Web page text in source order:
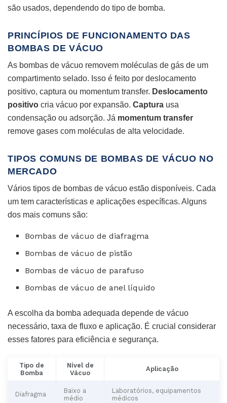
são usados, dependendo do tipo de bomba.
PRINCÍPIOS DE FUNCIONAMENTO DAS
BOMBAS DE VÁCUO
As bombas de vácuo removem moléculas de gás de um
compartimento selado. Isso é feito por deslocamento
positivo, captura ou momentum transfer. Deslocamento
positivo cria vácuo por expansão. Captura usa
condensação ou adsorção. Já momentum transfer
remove gases com moléculas de alta velocidade.
TIPOS COMUNS DE BOMBAS DE VÁCUO NO
MERCADO
Vários tipos de bombas de vácuo estão disponíveis. Cada
um tem características e aplicações específicas. Alguns
dos mais comuns são:
Bombas de vácuo de diafragma
Bombas de vácuo de pistão
Bombas de vácuo de parafuso
Bombas de vácuo de anel líquido
A escolha da bomba adequada depende de vácuo
necessário, taxa de fluxo e aplicação. É crucial considerar
esses fatores para eficiência e segurança.
Tipo de
Bomba
Nível de
Vácuo
Aplicação
Diafragma
Baixo a
médio
Laboratórios, equipamentos
médicos